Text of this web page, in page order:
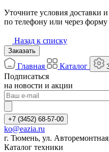
Уточните условия доставки
по телефону или через форму
Назад к списку
Заказать
Главная Каталог
Подписаться
на новости и акции
+7 (3452) 68-57-00
ko@eazia.ru
г. Тюмень, ул.
Каталог техники